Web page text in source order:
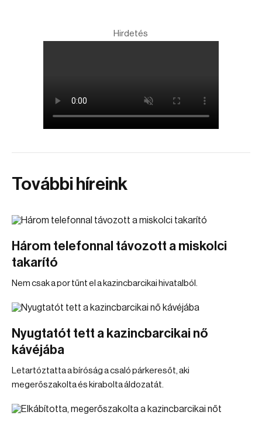
Hirdetés
További híreink
Három telefonnal távozott a miskolci
takarító
Nem csak a por tűnt el a kazincbarcikai hivatalból.
Nyugtatót tett a kazincbarcikai nő
kávéjába
Letartóztatta a bíróság a csaló párkeresőt, aki
megerőszakolta és kirabolta áldozatát.